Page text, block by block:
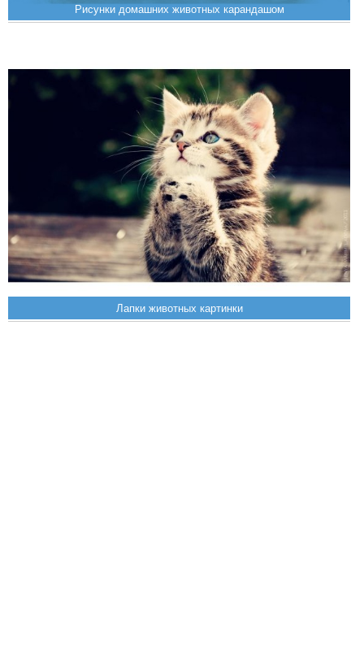
Рисунки домашних животных карандашом
Лапки животных картинки